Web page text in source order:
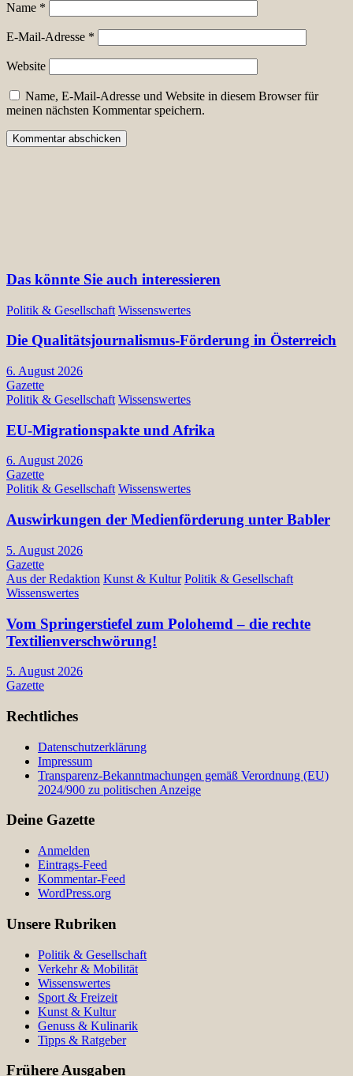
Name *
E-Mail-Adresse *
Website
Name, E-Mail-Adresse und Website in diesem Browser für
meinen nächsten Kommentar speichern.
Das könnte Sie auch interessieren
Politik & Gesellschaft Wissenswertes
Die Qualitätsjournalismus-Förderung in Österreich
6. August 2026
Gazette
Politik & Gesellschaft Wissenswertes
EU-Migrationspakte und Afrika
6. August 2026
Gazette
Politik & Gesellschaft Wissenswertes
Auswirkungen der Medienförderung unter Babler
5. August 2026
Gazette
Aus der Redaktion Kunst & Kultur Politik & Gesellschaft
Wissenswertes
Vom Springerstiefel zum Polohemd – die rechte
Textilienverschwörung!
5. August 2026
Gazette
Rechtliches
Datenschutzerklärung
Impressum
Transparenz-Bekanntmachungen gemäß Verordnung (EU)
2024/900 zu politischen Anzeige
Deine Gazette
Anmelden
Eintrags-Feed
Kommentar-Feed
WordPress.org
Unsere Rubriken
Politik & Gesellschaft
Verkehr & Mobilität
Wissenswertes
Sport & Freizeit
Kunst & Kultur
Genuss & Kulinarik
Tipps & Ratgeber
Frühere Ausgaben